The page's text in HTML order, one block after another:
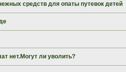
средств для опаты путевок детей
нет.Могут ли уволить?